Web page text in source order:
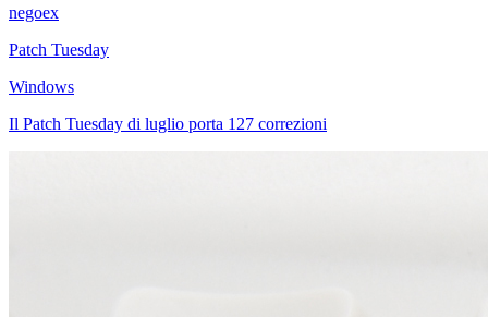
negoex
Patch Tuesday
Windows
Il Patch Tuesday di luglio porta 127 correzioni